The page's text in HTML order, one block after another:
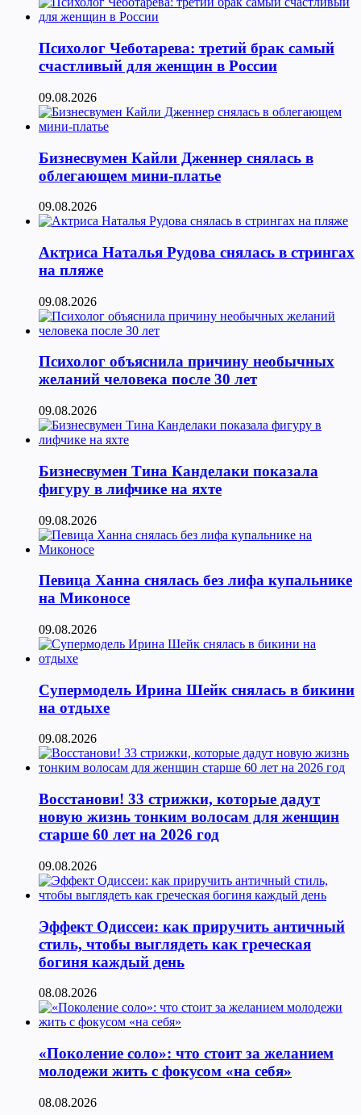
Психолог Чеботарева: третий брак самый
счастливый для женщин в России
09.08.2026
Бизнесвумен Кайли Дженнер снялась в
облегающем мини-платье
09.08.2026
Актриса Наталья Рудова снялась в стрингах
на пляже
09.08.2026
Психолог объяснила причину необычных
желаний человека после 30 лет
09.08.2026
Бизнесвумен Тина Канделаки показала
фигуру в лифчике на яхте
09.08.2026
Певица Ханна снялась без лифа купальнике
на Миконосе
09.08.2026
Супермодель Ирина Шейк снялась в бикини
на отдыхе
09.08.2026
Восстанови! 33 стрижки, которые дадут
новую жизнь тонким волосам для женщин
старше 60 лет на 2026 год
09.08.2026
Эффект Одиссеи: как приручить античный
стиль, чтобы выглядеть как греческая
богиня каждый день
08.08.2026
«Поколение соло»: что стоит за желанием
молодежи жить с фокусом «на себя»
08.08.2026